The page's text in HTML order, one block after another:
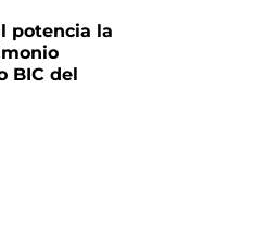
potencia la
BIC del